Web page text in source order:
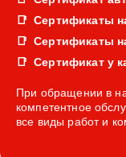
Сертификаты
Сертификаты
Сертификат у
При обращении в
компетентное
все виды работ и